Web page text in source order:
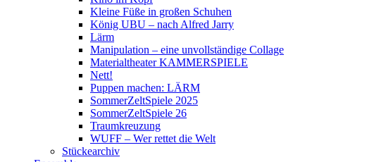
Kleine Füße in großen Schuhen
König UBU – nach Alfred Jarry
Lärm
Manipulation – eine unvollständige Collage
Materialtheater KAMMERSPIELE
Nett!
Puppen machen: LÄRM
SommerZeltSpiele 2025
SommerZeltSpiele 26
Traumkreuzung
WUFF – Wer rettet die Welt
Stückearchiv